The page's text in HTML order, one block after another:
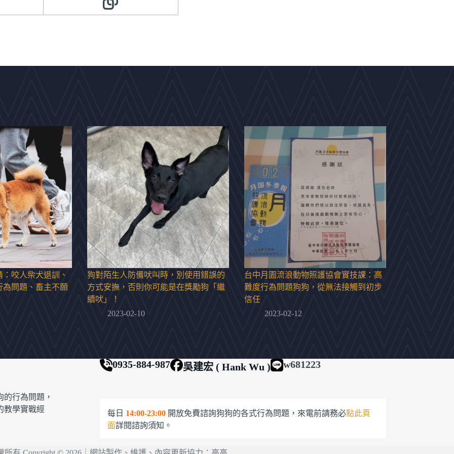
咬人柴犬退訓、
問題、畜主不願
狗對陌生人防備吠叫時，別使用錯誤的
方式安撫，否則你可能是在獎勵狗「繼
續吠」！
2023-02-10
台中月園流浪動物照護協會實技課：高
難度行為問題狗狗，從無法接觸到初步
信任
2023-02-12
行為問題，
教學實戰經
0935-884-987 吳建宏 ( Hank Wu ) w681223
每日 14:00-23:00開放免費諮詢狗狗的各式行為問題，來電前請務必點此頁
面詳閱諮詢須知。